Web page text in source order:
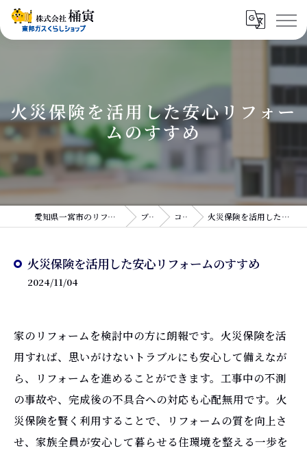
火災保険を活用した安心リフォー
ムのすすめ
愛知県一宮市のリフォームなら株式会社桶寅 ブログ コラム 火災保険を活用した安心リフォームのすすめ
火災保険を活用した安心リフォームのすすめ
2024/11/04
家のリフォームを検討中の方に朗報です。火災保険を活
用すれば、思いがけないトラブルにも安心して備えなが
ら、リフォームを進めることができます。工事中の不測
の事故や、完成後の不具合への対応も心配無用です。火
災保険を賢く利用することで、リフォームの質を向上さ
せ、家族全員が安心して暮らせる住環境を整える一歩を